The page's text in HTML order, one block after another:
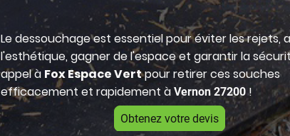
Le dessouchage est essentiel pour éviter les rejets,
l'esthétique, gagner de l'espace et garantir la
appel à Fox Espace Vertpour retirer ces souches
efficacement et rapidement à Vernon 27200!
Obtenez votre devis